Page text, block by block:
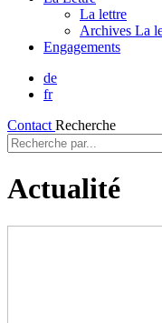
La lettre
Archives La
Engagements
de
fr
Contact Recherche
Recherche
par...
Actualité